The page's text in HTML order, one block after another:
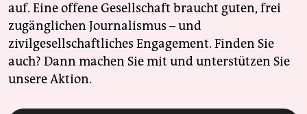
auf. Eine offene Gesellschaft braucht guten, frei
zugänglichen Journalismus – und
zivilgesellschaftliches Engagement. Finden Sie
auch? Dann machen Sie mit und unterstützen Sie
unsere Aktion.